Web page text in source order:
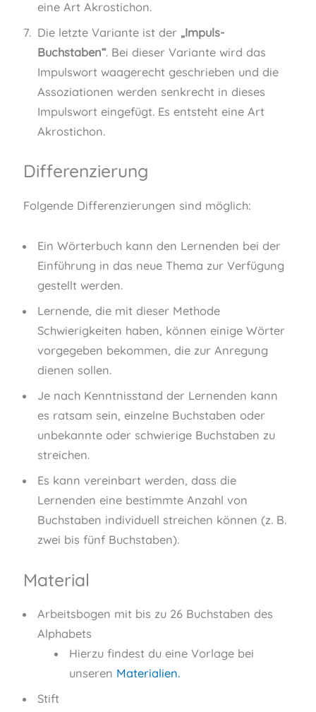
eine Art Akrostichon.
Die letzte Variante ist der „Impuls-
Buchstaben“. Bei dieser Variante wird das
Impulswort waagerecht geschrieben und die
Assoziationen werden senkrecht in dieses
Impulswort eingefügt. Es entsteht eine Art
Akrostichon.
Differenzierung
Folgende Differenzierungen sind möglich:
Ein Wörterbuch kann den Lernenden bei der
Einführung in das neue Thema zur Verfügung
gestellt werden.
Lernende, die mit dieser Methode
Schwierigkeiten haben, können einige Wörter
vorgegeben bekommen, die zur Anregung
dienen sollen.
Je nach Kenntnisstand der Lernenden kann
es ratsam sein, einzelne Buchstaben oder
unbekannte oder schwierige Buchstaben zu
streichen.
Es kann vereinbart werden, dass die
Lernenden eine bestimmte Anzahl von
Buchstaben individuell streichen können (z. B.
zwei bis fünf Buchstaben).
Material
Arbeitsbogen mit bis zu 26 Buchstaben des
Alphabets
Hierzu findest du eine Vorlage bei
unseren Materialien.
Stift